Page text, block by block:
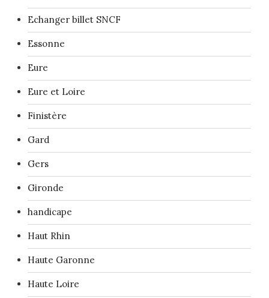
Echanger billet SNCF
Essonne
Eure
Eure et Loire
Finistère
Gard
Gers
Gironde
handicape
Haut Rhin
Haute Garonne
Haute Loire